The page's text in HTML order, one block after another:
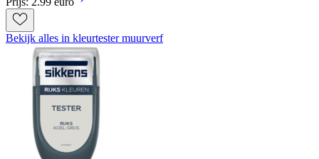
Bekijk alles in kleurtester muurverf